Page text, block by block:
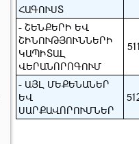
ՀԱԳՈՒՍՏ
- ՇԵՆՔԵՐԻ ԵՎ
ՇԻՆՈՒԹՅՈՒՆՆԵՐԻ
ԿԱՊԻՏԱԼ
ՎԵՐԱՆՈՐՈԳՈՒՄ
- ԱՅԼ ՄԵՔԵՆԱՆԵՐ
ԵՎ
ՍԱՐՔԱՎՈՐՈՒՄՆԵՐ